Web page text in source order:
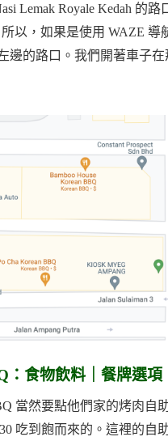
Lemak Royale Kedah 的
以，如果是使用 WAZE
邊的路口。我們開著車子
：食物飲料｜餐牌選項
當然要點他們家的烤肉自
吃到飽而來的。這裡的自